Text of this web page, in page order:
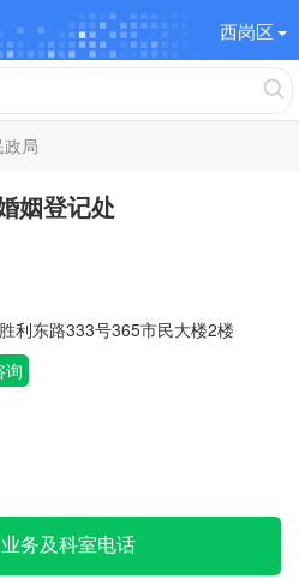
西岗区
局
姻登记处
利东路333号365市民大楼2楼
询
务及科室电话